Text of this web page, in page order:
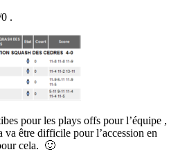
.
pour les plays offs pour l’équipe ,
être difficile pour l’accession en
cela. 🙂